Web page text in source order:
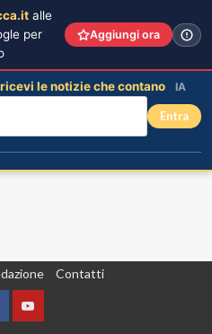
Contatti
Yountube
alle
per
Aggiungi ora
le notizie che contano IA
Entra